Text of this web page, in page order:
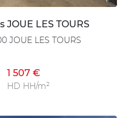
LES TOURS
JOUE LES TOURS
1 507 €
HD HH/m²